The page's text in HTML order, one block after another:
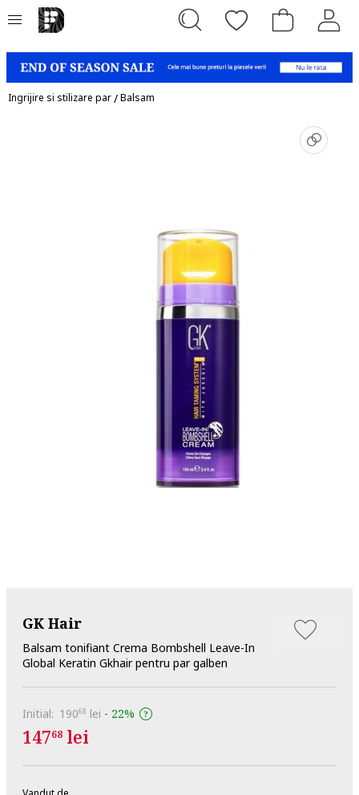
Ingrijire si stilizare par/Balsam
GK Hair
Balsam tonifiant Crema Bombshell Leave-In
Global Keratin Gkhair pentru par galben
Initial: 19068 lei - 22%
14768 lei